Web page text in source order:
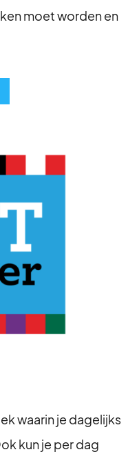
moet worden en
waarin je dagelijks
kun je per dag